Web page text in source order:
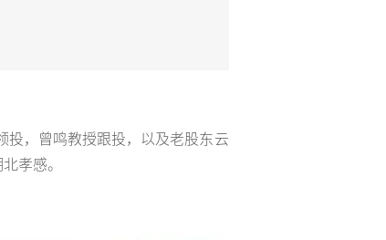
投，曾鸣教授跟投，以及老股东云
孝感。